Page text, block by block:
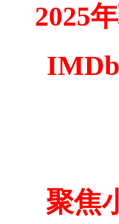
2025
聚焦